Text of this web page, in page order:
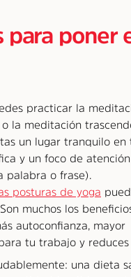
para poner
practicar la
la meditación
un lugar tranquilo en
y un foco de
palabra o frase).
posturas de yoga
muchos los
autoconfianza, mayor
tu trabajo y reduces
una dieta